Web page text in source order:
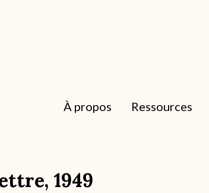
À propos Ressources
1949